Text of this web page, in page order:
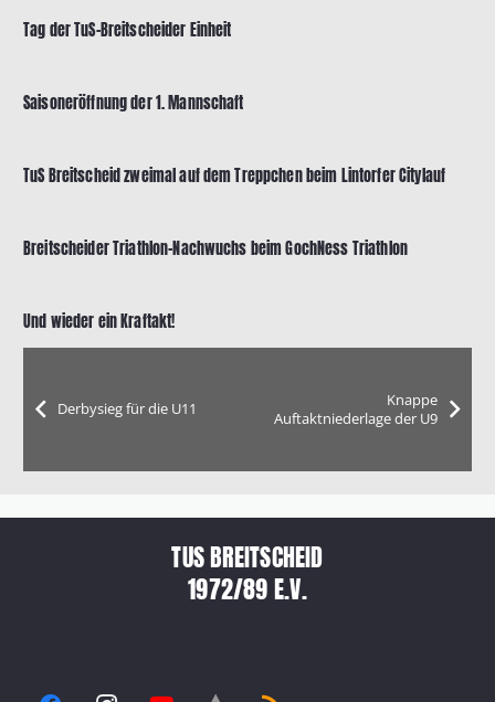
Tag der TuS-Breitscheider Einheit
Saisoneröffnung der 1. Mannschaft
TuS Breitscheid zweimal auf dem Treppchen beim Lintorfer Citylauf
Breitscheider Triathlon-Nachwuchs beim GochNess Triathlon
Und wieder ein Kraftakt!
Derbysieg für die U11
Knappe
Auftaktniederlage der U9
TUS BREITSCHEID
1972/89 E.V.